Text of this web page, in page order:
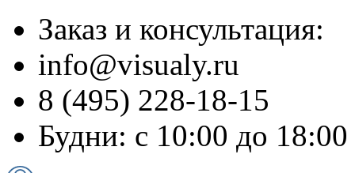
Заказ и консультация:
info@visualy.ru
8 (495) 228-18-15
Будни: с 10:00 до 18:00